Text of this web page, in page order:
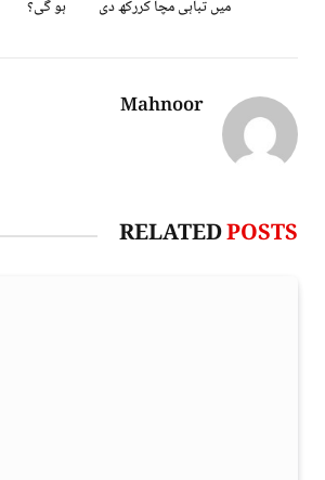
میں تباہی مچا کررکھ دی
ہو گی؟
Mahnoor
RELATEDPOSTS